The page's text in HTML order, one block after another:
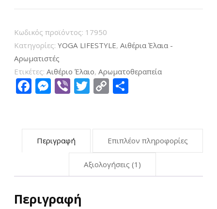
Orange
Essential
Oil
10ml
ποσότητα
Κωδικός προϊόντος: 17950
Κατηγορίες: YOGA LIFESTYLE, Αιθέρια Έλαια -
Αρωματιστές
Ετικέτες: Αιθέριο Έλαιο, Αρωματοθεραπεία
Facebook
Messenger
ViberTwitter
Copy
Περιγραφή Επιπλέον πληροφορίες
Αξιολογήσεις (1)
Περιγραφή